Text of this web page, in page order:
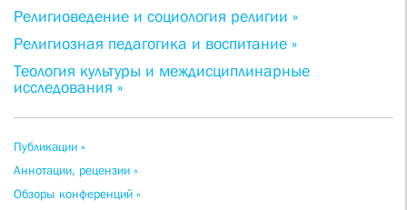
Религиоведение и социология религии »
Религиозная педагогика и воспитание »
Теология культуры и междисциплинарные
исследования »
Публикации »
Аннотации, рецензии »
Обзоры конференций »